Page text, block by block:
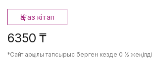
Қағаз кітап
6350 ₸
*Сайт арқылы тапсырыс берген кезде 0 %